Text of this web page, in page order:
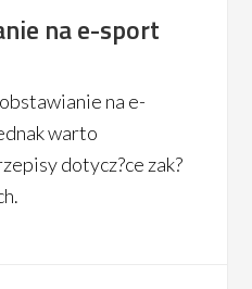
na e-sport
na e-
warto
dotycz?ce zak?